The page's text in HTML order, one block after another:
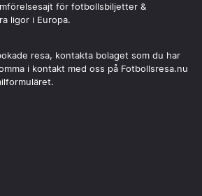
för fotbollsbiljetter &
ligor i Europa.
resa, kontakta bolaget som du har
i kontakt med oss på Fotbollsresa.nu